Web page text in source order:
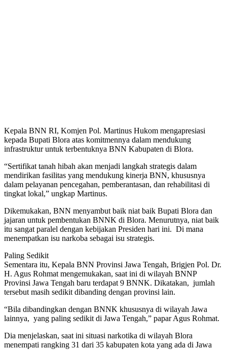
Kepala BNN RI, Komjen Pol. Martinus Hukom mengapresiasi
kepada Bupati Blora atas komitmennya dalam mendukung
infrastruktur untuk terbentuknya BNN Kabupaten di Blora.
“Sertifikat tanah hibah akan menjadi langkah strategis dalam
mendirikan fasilitas yang mendukung kinerja BNN, khususnya
dalam pelayanan pencegahan, pemberantasan, dan rehabilitasi di
tingkat lokal,” ungkap Martinus.
Dikemukakan, BNN menyambut baik niat baik Bupati Blora dan
jajaran untuk pembentukan BNNK di Blora. Menurutnya, niat baik
itu sangat paralel dengan kebijakan Presiden hari ini. Di mana
menempatkan isu narkoba sebagai isu strategis.
Paling Sedikit
Sementara itu, Kepala BNN Provinsi Jawa Tengah, Brigjen Pol. Dr.
H. Agus Rohmat mengemukakan, saat ini di wilayah BNNP
Provinsi Jawa Tengah baru terdapat 9 BNNK. Dikatakan, jumlah
tersebut masih sedikit dibanding dengan provinsi lain.
“Bila dibandingkan dengan BNNK khususnya di wilayah Jawa
lainnya, yang paling sedikit di Jawa Tengah,” papar Agus Rohmat.
Dia menjelaskan, saat ini situasi narkotika di wilayah Blora
menempati rangking 31 dari 35 kabupaten kota yang ada di Jawa